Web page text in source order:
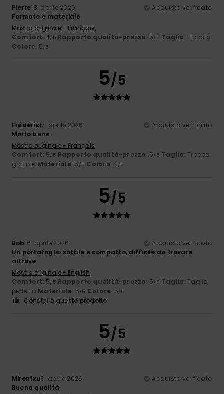
Pierre18. aprile 2026
Acquisto verificato
Formato e materiale
Mostra originale - Français
Comfort: 4/5 Rapporto qualità-prezzo: 5/5 Taglia: Piccolo
Colore: 5/5
5/5
Frédéric17. aprile 2026
Acquisto verificato
Molto bene
Mostra originale - Français
Comfort: 5/5 Rapporto qualità-prezzo: 5/5 Taglia: Troppo
grande Materiale: 5 /5 Colore: 4 /5
5/5
Bob16. aprile 2026
Acquisto verificato
Un portafoglio sottile e compatto, difficile da trovare
altrove
Mostra originale - English
Comfort: 5/5 Rapporto qualità-prezzo: 5/5 Taglia: Taglia
perfetta Materiale: 5/5 Colore: 5/5
Consiglio questo prodotto
5/5
Mirentxu8. aprile 2026
Acquisto verificato
Buona qualità